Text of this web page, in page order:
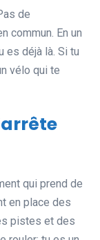
de
commun. En un
es déjà là. Si tu
vélo qui te
qui prend de
en place des
pistes et des